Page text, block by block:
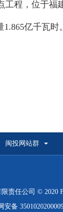
程，位于福
亿千瓦时。
闽投网站群
责任公司 © 2020
安备